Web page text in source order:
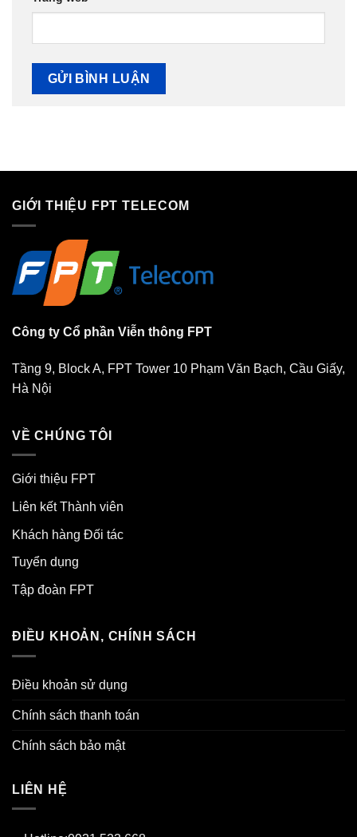
GIỚI THIỆU FPT TELECOM
Công ty Cổ phần Viễn thông FPT
Tầng 9, Block A, FPT Tower 10 Phạm Văn Bạch, Cầu Giấy,
Hà Nội
VỀ CHÚNG TÔI
Giới thiệu FPT
Liên kết Thành viên
Khách hàng Đối tác
Tuyển dụng
Tập đoàn FPT
ĐIỀU KHOẢN, CHÍNH SÁCH
Điều khoản sử dụng
Chính sách thanh toán
Chính sách bảo mật
LIÊN HỆ